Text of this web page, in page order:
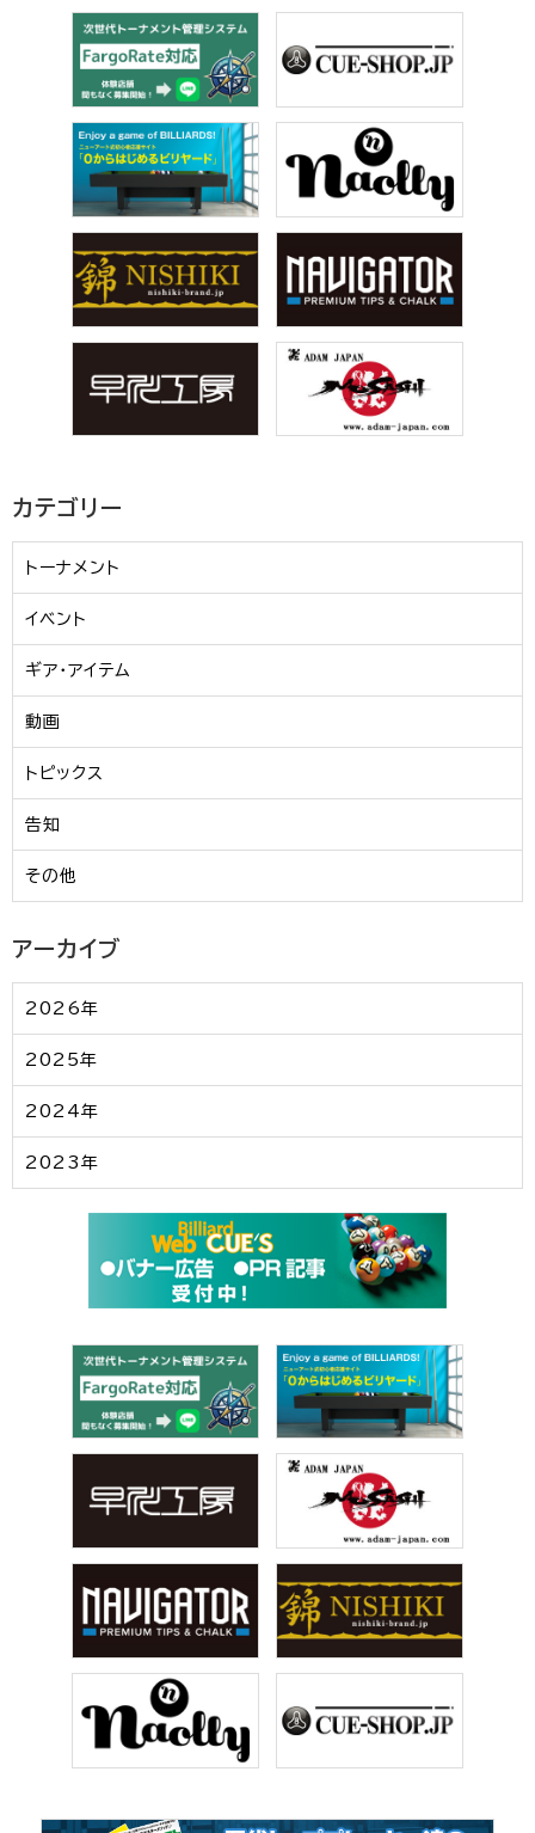
カテゴリー
トーナメント
イベント
ギア・アイテム
動画
トピックス
告知
その他
アーカイブ
2026年
2025年
2024年
2023年